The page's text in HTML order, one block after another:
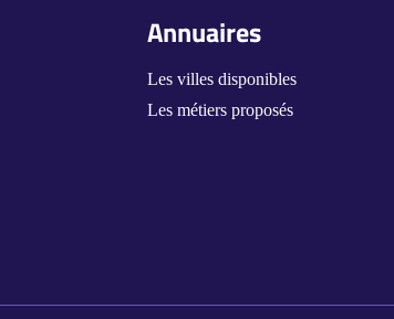
Annuaires
Les villes disponibles
Les métiers proposés